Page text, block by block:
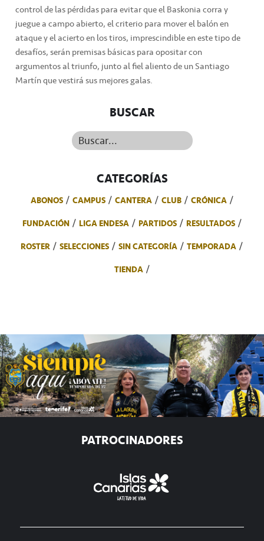
control de las pérdidas para evitar que el Baskonia corra y
juegue a campo abierto, el criterio para mover el balón en
ataque y el acierto en los tiros, imprescindible en este tipo de
desafíos, serán premisas básicas para opositar con
argumentos al triunfo, junto al fiel aliento de un Santiago
Martín que vestirá sus mejores galas.
BUSCAR
Buscar...
CATEGORÍAS
ABONOS CAMPUS CANTERA CLUB
CRÓNICA
FUNDACIÓN
LIGA ENDESA PARTIDOS
RESULTADOS
ROSTER
SELECCIONES SIN CATEGORÍA
TEMPORADA
TIENDA
PATROCINADORES